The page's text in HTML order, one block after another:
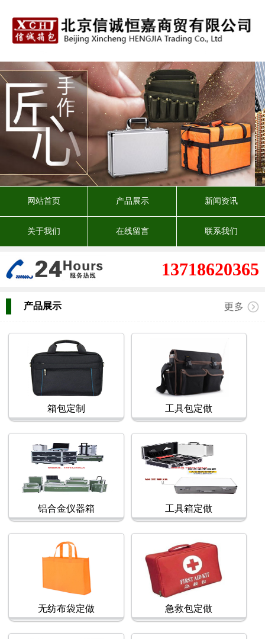
网站首页 产品展示 新闻资讯
关于我们 在线留言 联系我们
13718620365
产品展示
箱包定制 工具包定做
铝合金仪器箱 工具箱定做
无纺布袋定做 急救包定做